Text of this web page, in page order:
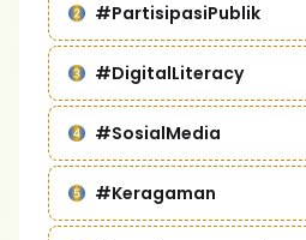
#PartisipasiPublik
#DigitalLiteracy
#SosialMedia
#Keragaman